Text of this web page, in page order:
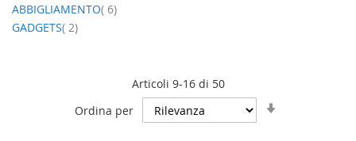
Articoli 9-16di 50
Ordina per
ABBIGLIAMENTO 6elemento
GADGETS 2elemento